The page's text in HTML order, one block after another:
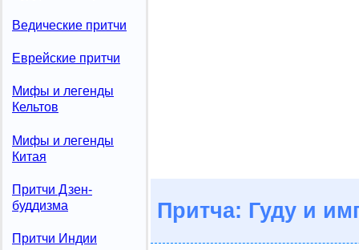
Ведические притчи
Еврейские притчи
Мифы и легенды
Кельтов
Мифы и легенды
Китая
Притчи Дзен-
буддизма
Притчи Индии
Притча: Гуду и